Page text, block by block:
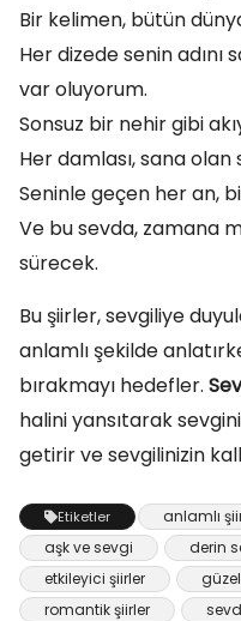
Bir kelimen, bütün
Her dizede senin adını
var oluyorum.
Sonsuz bir nehir gibi
Her damlası, sana olan
Seninle geçen her an,
Ve bu sevda, zamana
sürecek.
Bu şiirler, sevgiliye
anlamlı şekilde
bırakmayı hedefler.
halini yansıtarak
getirir ve sevgilinizin
Etiketler anlamlı
aşk ve sevgi
derin
etkileyici şiirler
romantik şiirler